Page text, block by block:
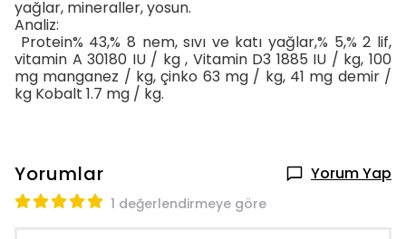
yağlar, mineraller, yosun.
Analiz:
Protein% 43,% 8 nem, sıvı ve katı yağlar,% 5,% 2 lif,
vitamin A 30180 IU / kg , Vitamin D3 1885 IU / kg, 100
mg manganez / kg, çinko 63 mg / kg, 41 mg demir /
kg Kobalt 1.7 mg / kg.
Yorumlar Yorum Yap
1 değerlendirmeye göre